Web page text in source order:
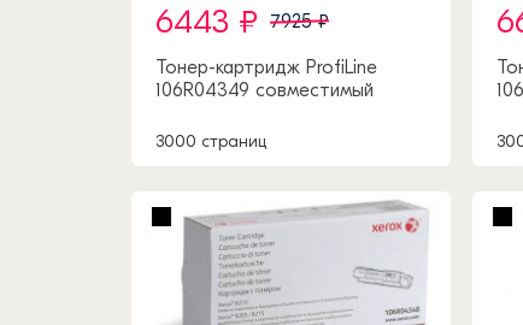
6443 ₽ 7925 ₽
Тонер-картридж ProfiLine
106R04349 совместимый
3000 страниц